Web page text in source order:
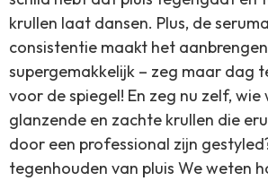
krullen laat dansen. Plus, de
consistentie maakt het aanbrengen
supergemakkelijk – zeg maar dag
voor de spiegel! En zeg nu zelf, wie
glanzende en zachte krullen die
door een professional zijn
tegenhouden van pluis We weten